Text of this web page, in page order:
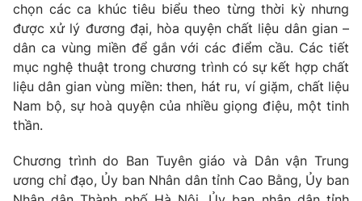
chọn các ca khúc tiêu biểu theo từng thời kỳ nhưng
được xử lý đương đại, hòa quyện chất liệu dân gian –
dân ca vùng miền để gắn với các điểm cầu. Các tiết
mục nghệ thuật trong chương trình có sự kết hợp chất
liệu dân gian vùng miền: then, hát ru, ví giặm, chất liệu
Nam bộ, sự hoà quyện của nhiều giọng điệu, một tinh
thần.
Chương trình do Ban Tuyên giáo và Dân vận Trung
ương chỉ đạo, Ủy ban Nhân dân tỉnh Cao Bằng, Ủy ban